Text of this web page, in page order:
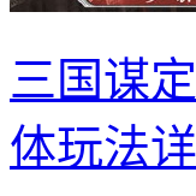
三国谋
体玩法